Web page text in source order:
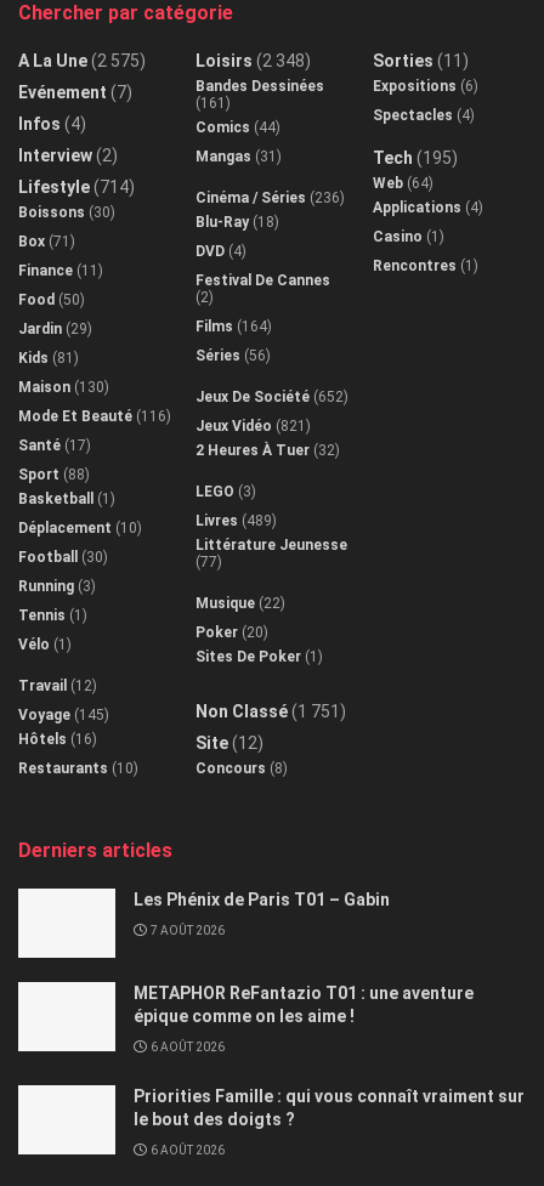
Chercher par catégorie
A La Une(2 575)
Evénement (7)
Infos (4)
Interview(2)
Lifestyle(714)
Boissons (30)
Box (71)
Finance (11)
Food (50)
Jardin (29)
Kids (81)
Maison (130)
Mode Et Beauté (116)
Santé (17)
Sport (88)
Basketball
(1)
Déplacement (10)
Football
(30)
Running (3)
Tennis (1)
Vélo (1)
Travail (12)
Voyage (145)
Hôtels (16)
Restaurants (10)
Loisirs (2 348)
Bandes Dessinées
(161)
Comics (44)
Mangas (31)
Cinéma / Séries (236)
Blu-Ray(18)
DVD (4)
Festival De Cannes
(2)
Films (164)
Séries (56)
Jeux De Société (652)
Jeux Vidéo (821)
2 Heures À Tuer (32)
LEGO (3)
Livres (489)
Littérature Jeunesse
(77)
Musique (22)
Poker (20)
Sites De Poker (1)
Non Classé(1 751)
Site(12)
Concours (8)
Sorties (11)
Expositions (6)
Spectacles (4)
Tech (195)
Web (64)
Applications (4)
Casino (1)
Rencontres (1)
Derniers articles
Les Phénix de Paris T01 – Gabin
7 AOÛT 2026
METAPHOR ReFantazio T01 : une aventure
épique comme on les aime !
6 AOÛT 2026
Priorities Famille : qui vous connaît vraiment sur
le bout des doigts ?
6 AOÛT 2026